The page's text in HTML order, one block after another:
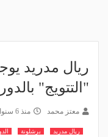
ريال مدريد
"التتويج"
معتز محمد منذ 6 سنوات
ريال مدريد برشلونة